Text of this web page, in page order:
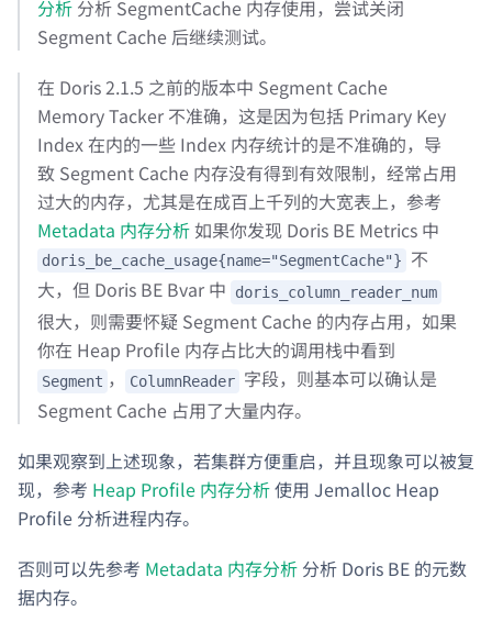
分析 分析 SegmentCache 内存使用，尝试关闭
Segment Cache 后继续测试。
在 Doris 2.1.5 之前的版本中 Segment Cache
Memory Tacker 不准确，这是因为包括 Primary Key
Index 在内的一些 Index 内存统计的是不准确的，导
致 Segment Cache 内存没有得到有效限制，经常占用
过大的内存，尤其是在成百上千列的大宽表上，参考
Metadata 内存分析如果你发现 Doris BE Metrics 中
doris_be_cache_usage{name="SegmentCache"}
不
大，但 Doris BE Bvar 中
doris_column_reader_num
很大，则需要怀疑 Segment Cache 的内存占用，如果
你在 Heap Profile 内存占比大的调用栈中看到
Segment ， ColumnReader 字段，则基本可以确认是
Segment Cache 占用了大量内存。
如果观察到上述现象，若集群方便重启，并且现象可以被复
现，参考 Heap Profile 内存分析使用 Jemalloc Heap
Profile 分析进程内存。
否则可以先参考 Metadata 内存分析 分析 Doris BE 的元数
据内存。